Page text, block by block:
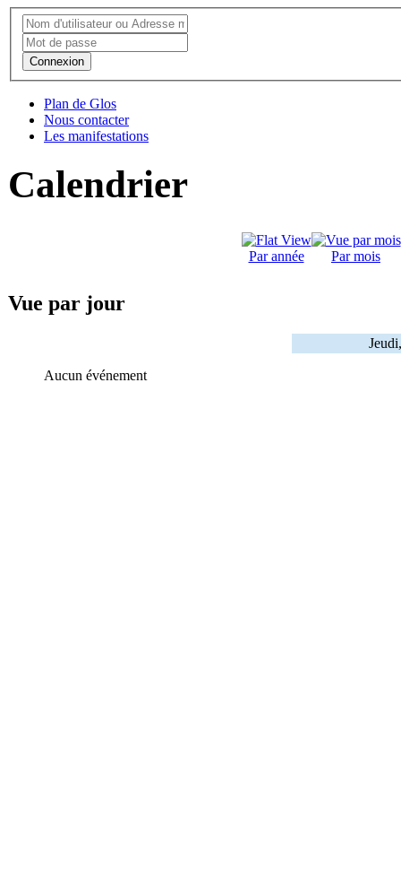
Connexion
Plan de Glos
Nous contacter
Les manifestations
Calendrier
Par année Par mois
Vue par jour
Aucun événement